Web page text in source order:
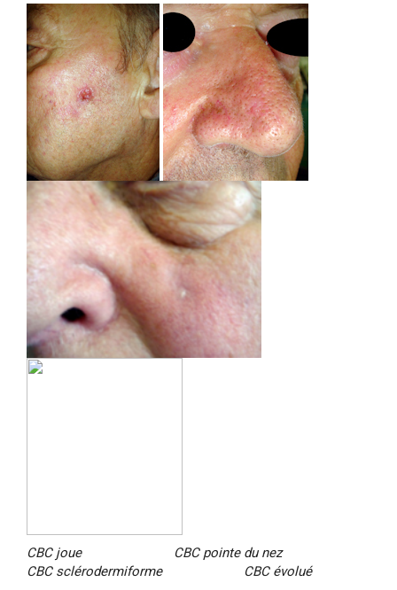
CBC joue CBC pointe du nez
CBC sclérodermiforme CBC évolué